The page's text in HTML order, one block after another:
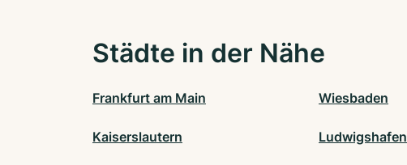
Städte in der Nähe
Frankfurt am Main Wiesbaden
Kaiserslautern Ludwigshafen